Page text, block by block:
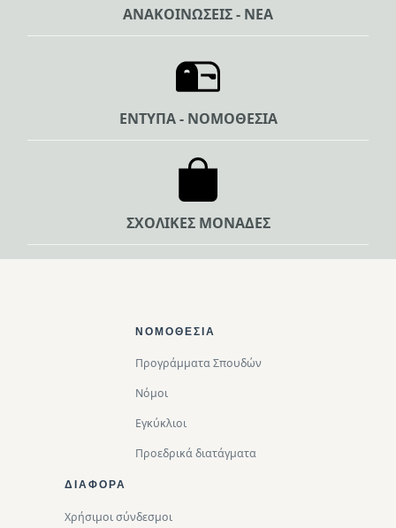
ΑΝΑΚΟΙΝΩΣΕΙΣ - ΝΕΑ
ΕΝΤΥΠΑ - ΝΟΜΟΘΕΣΙΑ
ΣΧΟΛΙΚΕΣ ΜΟΝΑΔΕΣ
ΝΟΜΟΘΕΣΊΑ
Προγράμματα Σπουδών
Νόμοι
Εγκύκλιοι
Προεδρικά διατάγματα
ΔΙΑΦΟΡΑ
Χρήσιμοι σύνδεσμοι